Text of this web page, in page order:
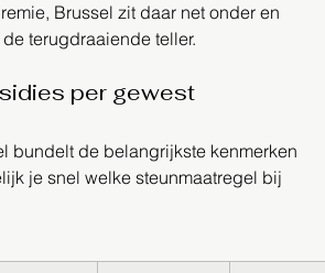
Brussel zit daar net onder en
terugdraaiende teller.
per gewest
bundelt de belangrijkste kenmerken
je snel welke steunmaatregel bij